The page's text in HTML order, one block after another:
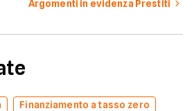
Argomenti in evidenza Prestiti
Finanziamento a tasso zero